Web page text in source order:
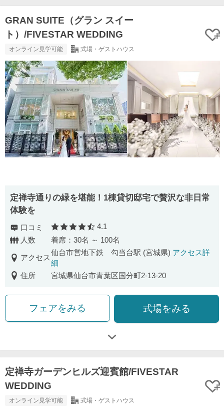
GRAN SUITE（グラン スイー
ト）/FIVESTAR WEDDING
オンライン見学可能 式場・ゲストハウス
定禅寺通りの緑を堪能！1棟貸切邸宅で贅沢な非日常
体験を
口コミ 口コミ評価
4.1
人数
着席：30名 ～ 100名
アクセス
仙台市営地下鉄 勾当台駅 (宮城県) アクセス詳
細
住所
宮城県仙台市青葉区国分町2-13-20
フェアをみる 式場をみる
定禅寺ガーデンヒルズ迎賓館/FIVESTAR
WEDDING
オンライン見学可能 式場・ゲストハウス